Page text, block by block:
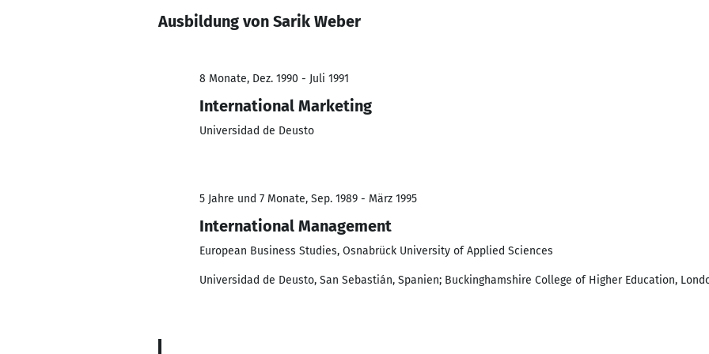
Ausbildung von Sarik Weber
8 Monate, Dez. 1990 - Juli 1991
International Marketing
Universidad de Deusto
5 Jahre und 7 Monate, Sep. 1989 - März 1995
International Management
European Business Studies, Osnabrück University of Applied Sciences
Universidad de Deusto, San Sebastián, Spanien; Buckinghamshire College of Higher Education,